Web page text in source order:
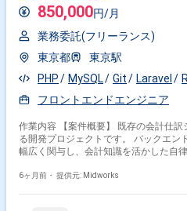
850,000円/月
業務委託(フリーランス)
東京都
東京駅
PHP
MySQL Git Laravel
フロントエンドエンジニア
作業内容 【案件概要】 既存の会計仕訳システムに対して新機能を追加す
る開発プロジェクトです。 バックエンド、フロントエンド、インフラまで
幅広く関与し、会計知識を活かした自
サービス画面の実装を担当します。 4名体制のチームで開発を進める環境
6ヶ月前・ 提供元: Midworks